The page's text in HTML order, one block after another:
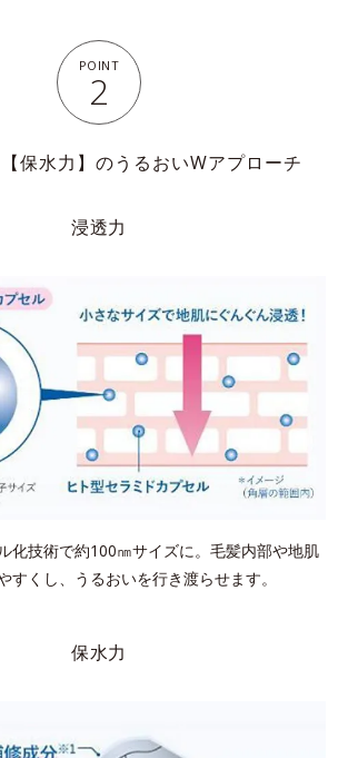
POINT
2
【保水力】のうるおいWアプローチ
浸透力
化技術で約100㎚サイズに。毛髪内部や地肌
すくし、うるおいを行き渡らせます。
保水力